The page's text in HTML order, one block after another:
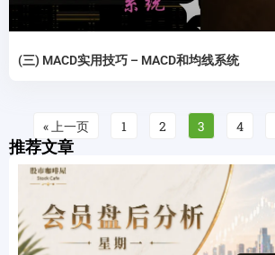
(三) MACD实用技巧 – MACD和均线系统
« 上一页 1 2 3 4
推荐文章